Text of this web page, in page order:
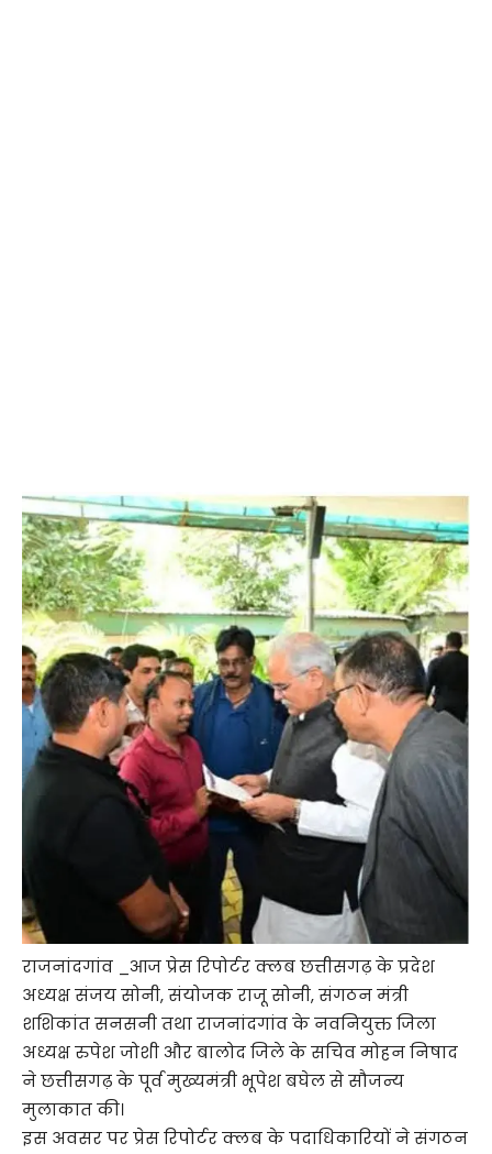
राजनांदगांव _आज प्रेस रिपोर्टर क्लब छत्तीसगढ़ के प्रदेश
अध्यक्ष संजय सोनी, संयोजक राजू सोनी, संगठन मंत्री
शशिकांत सनसनी तथा राजनांदगांव के नवनियुक्त जिला
अध्यक्ष रुपेश जोशी और बालोद जिले के सचिव मोहन निषाद
ने छत्तीसगढ़ के पूर्व मुख्यमंत्री भूपेश बघेल से सौजन्य
मुलाकात की।
इस अवसर पर प्रेस रिपोर्टर क्लब के पदाधिकारियों ने संगठन